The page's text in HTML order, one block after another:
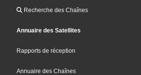
Recherche des Chaînes
Annuaire des Satellites
Rapports de réception
Annuaire des Chaînes